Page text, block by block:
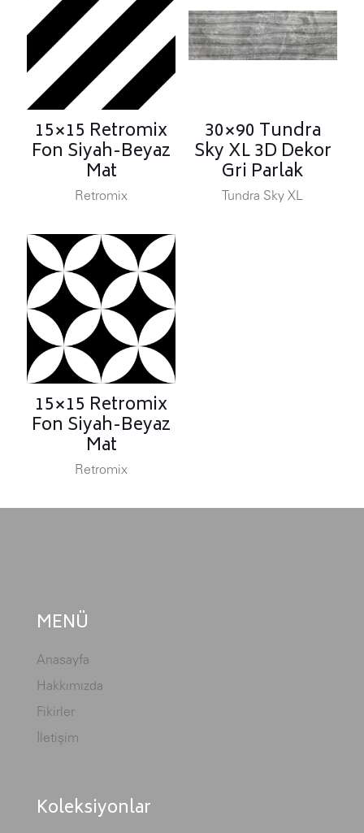
15×15 Retromix
Fon Siyah-Beyaz
Mat
Retromix
30×90 Tundra
Sky XL 3D Dekor
Gri Parlak
Tundra Sky XL
15×15 Retromix
Fon Siyah-Beyaz
Mat
Retromix
MENÜ
Anasayfa
Hakkımızda
Fikirler
İletişim
Koleksiyonlar